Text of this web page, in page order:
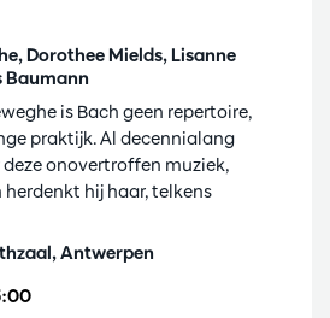
Dorothee Mields, Lisanne
Baumann
is Bach geen repertoire,
praktijk. Al decennialang
onovertroffen muziek,
hij haar, telkens
Antwerpen